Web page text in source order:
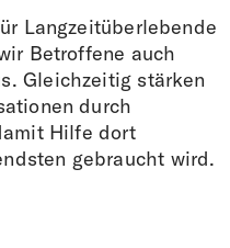
Langzeitüberlebende
Betroffene auch
Gleichzeitig stärken
durch
Hilfe dort
gebraucht wird.